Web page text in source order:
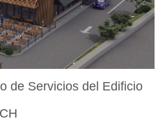
de Servicios del Edificio